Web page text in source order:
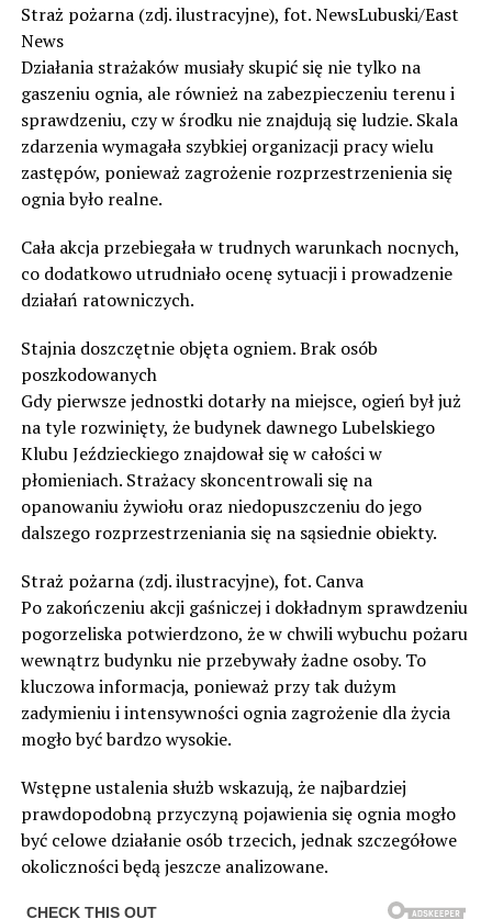
Straż pożarna (zdj. ilustracyjne), fot. NewsLubuski/East
News
Działania strażaków musiały skupić się nie tylko na
gaszeniu ognia, ale również na zabezpieczeniu terenu i
sprawdzeniu, czy w środku nie znajdują się ludzie. Skala
zdarzenia wymagała szybkiej organizacji pracy wielu
zastępów, ponieważ zagrożenie rozprzestrzenienia się
ognia było realne.
Cała akcja przebiegała w trudnych warunkach nocnych,
co dodatkowo utrudniało ocenę sytuacji i prowadzenie
działań ratowniczych.
Stajnia doszczętnie objęta ogniem. Brak osób
poszkodowanych
Gdy pierwsze jednostki dotarły na miejsce, ogień był już
na tyle rozwinięty, że budynek dawnego Lubelskiego
Klubu Jeździeckiego znajdował się w całości w
płomieniach. Strażacy skoncentrowali się na
opanowaniu żywiołu oraz niedopuszczeniu do jego
dalszego rozprzestrzeniania się na sąsiednie obiekty.
Straż pożarna (zdj. ilustracyjne), fot. Canva
Po zakończeniu akcji gaśniczej i dokładnym sprawdzeniu
pogorzeliska potwierdzono, że w chwili wybuchu pożaru
wewnątrz budynku nie przebywały żadne osoby. To
kluczowa informacja, ponieważ przy tak dużym
zadymieniu i intensywności ognia zagrożenie dla życia
mogło być bardzo wysokie.
Wstępne ustalenia służb wskazują, że najbardziej
prawdopodobną przyczyną pojawienia się ognia mogło
być celowe działanie osób trzecich, jednak szczegółowe
okoliczności będą jeszcze analizowane.